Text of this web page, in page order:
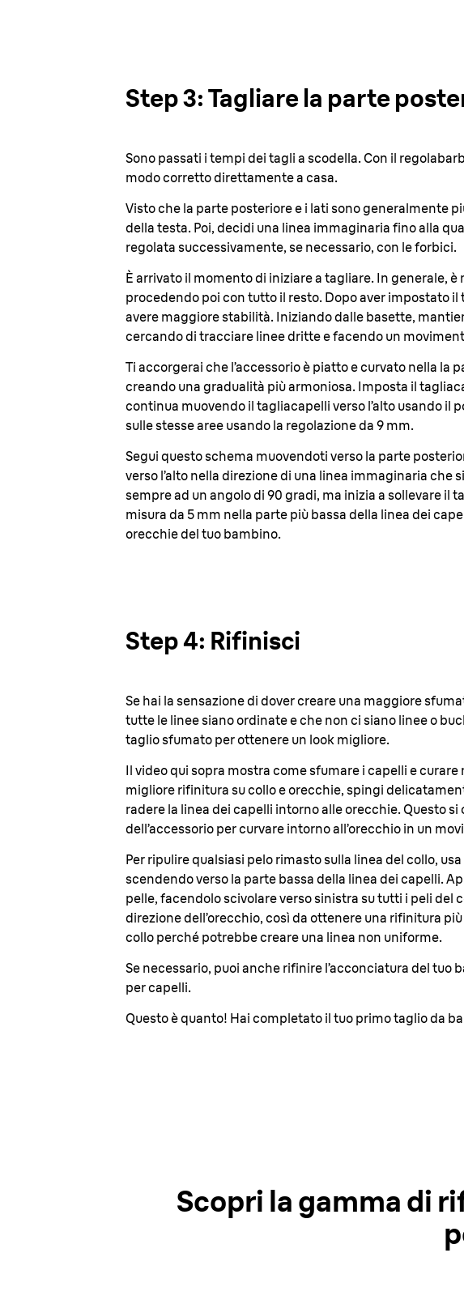
Step 3: Tagliare la parte
Sono passati i tempi dei tagli a scodella. Con il
modo corretto direttamente a casa.
Visto che la parte posteriore e i lati sono generalmente
della testa. Poi, decidi una linea immaginaria fino alla
regolata successivamente, se necessario, con le forbici.
È arrivato il momento di iniziare a tagliare. In generale,
procedendo poi con tutto il resto. Dopo aver impostato
avere maggiore stabilità. Iniziando dalle basette,
cercando di tracciare linee dritte e facendo un
Ti accorgerai che l’accessorio è piatto e curvato nella
creando una gradualità più armoniosa. Imposta il
continua muovendo il tagliacapelli verso l’alto usando il
sulle stesse aree usando la regolazione da 9 mm.
Segui questo schema muovendoti verso la parte
verso l’alto nella direzione di una linea immaginaria che
sempre ad un angolo di 90 gradi, ma inizia a sollevare il
misura da 5 mm nella parte più bassa della linea dei
orecchie del tuo bambino.
Step 4: Rifinisci
Se hai la sensazione di dover creare una maggiore
tutte le linee siano ordinate e che non ci siano linee o
taglio sfumato per ottenere un look migliore.
Il video qui sopra mostra come sfumare i capelli e
migliore rifinitura su collo e orecchie, spingi
radere la linea dei capelli intorno alle orecchie. Questo
dell’accessorio per curvare intorno all’orecchio in un
Per ripulire qualsiasi pelo rimasto sulla linea del collo, usa
scendendo verso la parte bassa della linea dei capelli.
pelle, facendolo scivolare verso sinistra su tutti i peli del
direzione dell’orecchio, così da ottenere una rifinitura
collo perché potrebbe creare una linea non uniforme.
Se necessario, puoi anche rifinire l’acconciatura del
per capelli.
Questo è quanto! Hai completato il tuo primo taglio da
Scopri la gamma di